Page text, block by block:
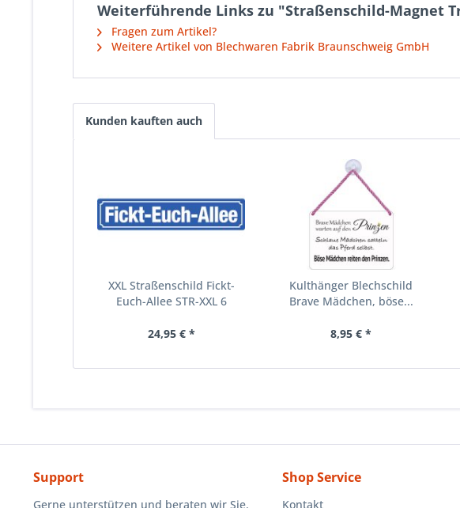
Weiterführende Links zu "Straßenschild-Magnet
Fragen zum Artikel?
Weitere Artikel von Blechwaren Fabrik Braunschweig GmbH
Kunden kauften auch
XXL Straßenschild Fickt-
Euch-Allee STR-XXL 6
24,95 € *
Kulthänger Blechschild
Brave Mädchen, böse...
8,95 € *
Support
Gerne unterstützen und beraten wir Sie.
Shop Service
Kontakt